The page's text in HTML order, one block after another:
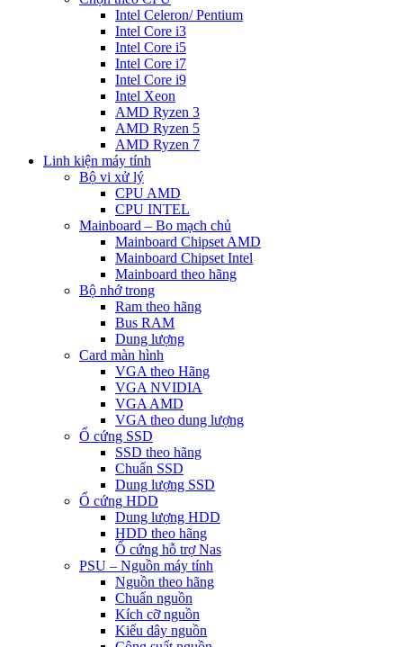
Intel Celeron/ Pentium
Intel Core i3
Intel Core i5
Intel Core i7
Intel Core i9
Intel Xeon
AMD Ryzen 3
AMD Ryzen 5
AMD Ryzen 7
Linh kiện máy tính
Bộ vi xử lý
CPU AMD
CPU INTEL
Mainboard – Bo mạch chủ
Mainboard Chipset AMD
Mainboard Chipset Intel
Mainboard theo hãng
Bộ nhớ trong
Ram theo hãng
Bus RAM
Dung lượng
Card màn hình
VGA theo Hãng
VGA NVIDIA
VGA AMD
VGA theo dung lượng
Ổ cứng SSD
SSD theo hãng
Chuẩn SSD
Dung lượng SSD
Ổ cứng HDD
Dung lượng HDD
HDD theo hãng
Ổ cứng hỗ trợ Nas
PSU – Nguồn máy tính
Nguồn theo hãng
Chuẩn nguồn
Kích cỡ nguồn
Kiểu dây nguồn